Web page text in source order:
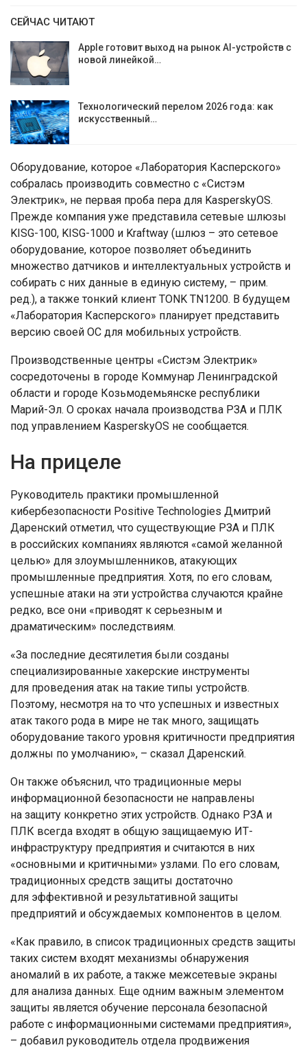
СЕЙЧАС ЧИТАЮТ
Apple готовит выход на рынок AI-устройств с
новой линейкой…
Технологический перелом 2026 года: как
искусственный…
Оборудование, которое «Лаборатория Касперского»
собралась производить совместно с «Систэм
Электрик», не первая проба пера для KasperskyOS.
Прежде компания уже представила сетевые шлюзы
KISG-100, KISG-1000 и Kraftway (шлюз – это сетевое
оборудование, которое позволяет объединить
множество датчиков и интеллектуальных устройств и
собирать с них данные в единую систему, – прим.
ред.), а также тонкий клиент TONK TN1200. В будущем
«Лаборатория Касперского» планирует представить
версию своей ОС для мобильных устройств.
Производственные центры «Систэм Электрик»
сосредоточены в городе Коммунар Ленинградской
области и городе Козьмодемьянске республики
Марий-Эл. О сроках начала производства РЗА и ПЛК
под управлением KasperskyOS не сообщается.
На прицеле
Руководитель практики промышленной
кибербезопасности Positive Technologies Дмитрий
Даренский отметил, что существующие РЗА и ПЛК
в российских компаниях являются «самой желанной
целью» для злоумышленников, атакующих
промышленные предприятия. Хотя, по его словам,
успешные атаки на эти устройства случаются крайне
редко, все они «приводят к серьезным и
драматическим» последствиям.
«За последние десятилетия были созданы
специализированные хакерские инструменты
для проведения атак на такие типы устройств.
Поэтому, несмотря на то что успешных и известных
атак такого рода в мире не так много, защищать
оборудование такого уровня критичности предприятия
должны по умолчанию», – сказал Даренский.
Он также объяснил, что традиционные меры
информационной безопасности не направлены
на защиту конкретно этих устройств. Однако РЗА и
ПЛК всегда входят в общую защищаемую ИТ-
инфраструктуру предприятия и считаются в них
«основными и критичными» узлами. По его словам,
традиционных средств защиты достаточно
для эффективной и результативной защиты
предприятий и обсуждаемых компонентов в целом.
«Как правило, в список традиционных средств защиты
таких систем входят механизмы обнаружения
аномалий в их работе, а также межсетевые экраны
для анализа данных. Еще одним важным элементом
защиты является обучение персонала безопасной
работе с информационными системами предприятия»,
– добавил руководитель отдела продвижения